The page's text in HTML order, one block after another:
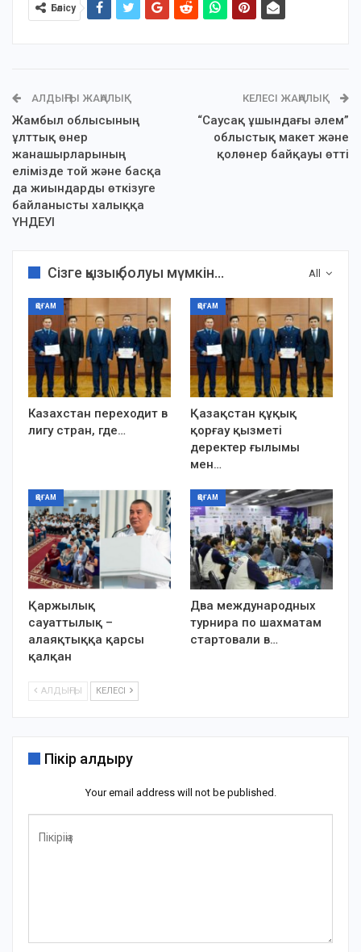
Бөлісу
АЛДЫҢҒЫ ЖАҢАЛЫҚ
Жамбыл облысының
ұлттық өнер
жанашырларының
елімізде той және басқа
да жиындарды өткізуге
байланысты халыққа
ҮНДЕУІ
КЕЛЕСІ ЖАҢАЛЫҚ
“Саусақ ұшындағы әлем”
облыстық макет және
қолөнер байқауы өтті
All
Сізге қызық болуы мүмкін...
ҚОҒАМ
Казахстан переходит в
лигу стран, где…
ҚОҒАМ
Қазақстан құқық
қорғау қызметі
деректер ғылымы
мен…
ҚОҒАМ
Қаржылық
сауаттылық –
алаяқтыққа қарсы
қалқан
ҚОҒАМ
Два международных
турнира по шахматам
стартовали в…
АЛДЫҢҒЫ КЕЛЕСІ
Пікір қалдыру
Your email address will not be published.